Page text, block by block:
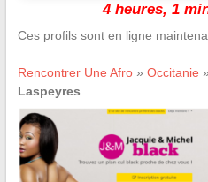
4 heures, 1
Ces profils sont en ligne
Rencontrer Une Afro» Occitanie »
Laspeyres